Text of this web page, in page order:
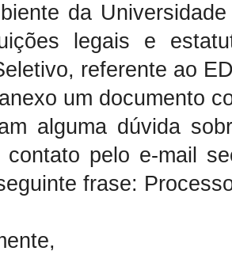
da
legais e
referente ao
um documento
alguma dúvida
contato pelo e-mail
frase: